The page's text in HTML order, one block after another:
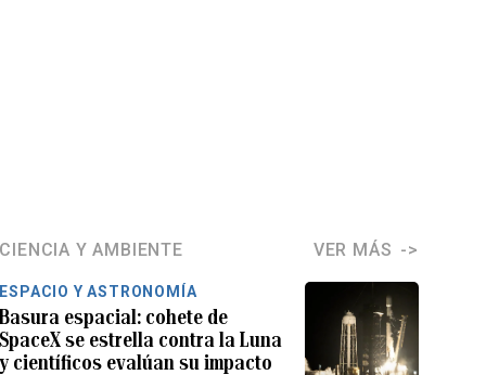
CIENCIA Y AMBIENTE VER MÁS
ESPACIO Y ASTRONOMÍA
Basura espacial: cohete de
SpaceX se estrella contra la Luna
y científicos evalúan su impacto